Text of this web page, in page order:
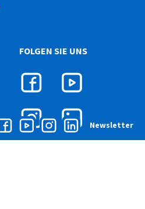
FOLGEN SIE UNS
Newsletter